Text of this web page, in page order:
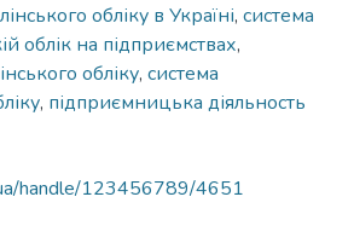
обліку в Україні, система
облік на підприємствах,
обліку, система
, підприємницька діяльность
handle/123456789/4651